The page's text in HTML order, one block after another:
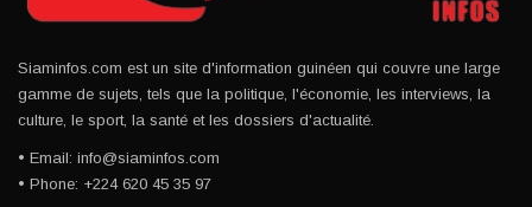
Siaminfos.com est un site d'information guinéen qui couvre une large
gamme de sujets, tels que la politique, l'économie, les interviews, la
culture, le sport, la santé et les dossiers d'actualité.
• Email: info@siaminfos.com
• Phone: +224 620 45 35 97